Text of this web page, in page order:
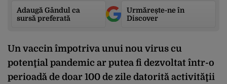
Adaugă Gândul ca
sursă preferată
Urmărește-ne în
Discover
Un vaccin împotriva unui nou virus cu
potenţial pandemic ar putea fi dezvoltat într-o
perioadă de doar 100 de zile datorită activităţii